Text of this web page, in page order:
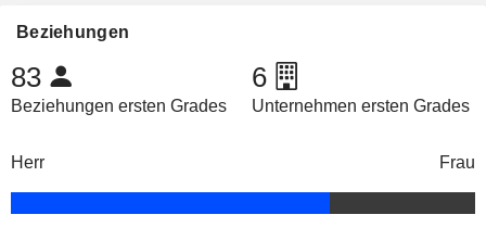
Beziehungen
83
Beziehungen ersten Grades
6
Unternehmen ersten Grades
Herr Frau